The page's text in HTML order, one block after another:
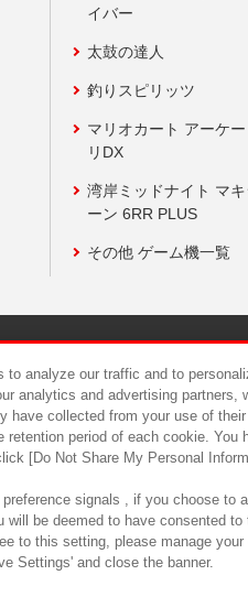
イバー
太鼓の達人
釣りスピリッツ
マリオカート アーケ
リDX
湾岸ミッドナイト マキ
ーン 6RR PLUS
その他 ゲーム機一覧
食品のご提供について カ
analyze our traffic and to
analytics and advertising partners,
have collected from your use of
period of each cookie. You
[Do Not Share My Personal
signals , if you choose to
be deemed to have consented
to this setting, please manage
Settings' and close the banner.